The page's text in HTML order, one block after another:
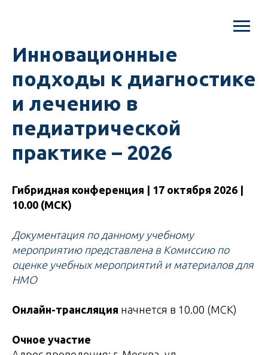
Инновационные
подходы к диагностике
и лечению в
педиатрической
практике – 2026
Гибридная конференция | 17 октября 2026 |
10.00 (МСК)
Документация по данному учебному
мероприятию представлена в Комиссию по
оценке учебных мероприятий и материалов для
НМО
Онлайн-трансляция начнется в 10.00 (МСК)
Очное участие